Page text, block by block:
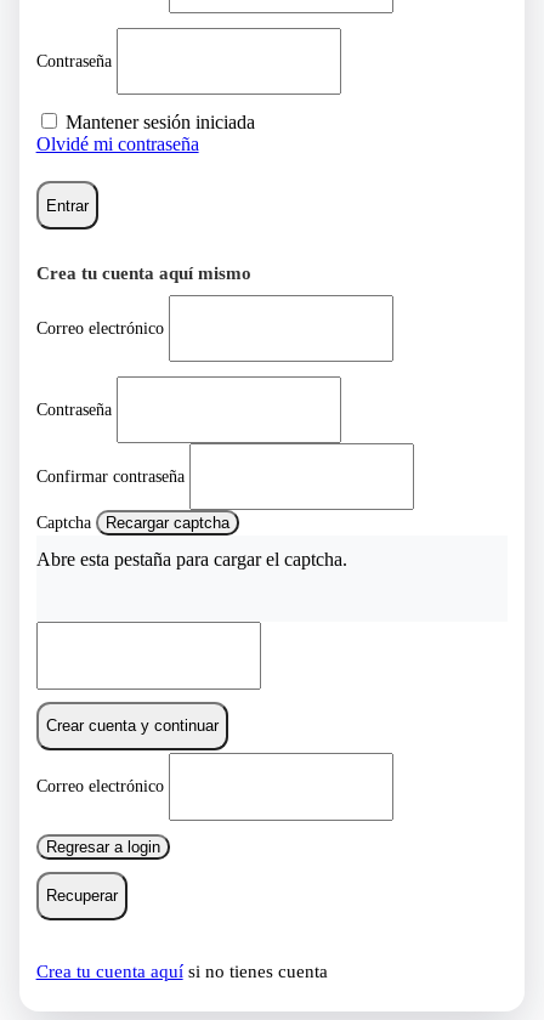
Contraseña
Mantener sesión iniciada
Olvidé mi contraseña
Entrar
Crea tu cuenta aquí mismo
Correo electrónico
Contraseña
Confirmar contraseña
Captcha Recargar captcha
Abre esta pestaña para cargar el captcha.
Crear cuenta y continuar
Correo electrónico
Regresar a login
Recuperar
Crea tu cuenta aquísi no tienes cuenta